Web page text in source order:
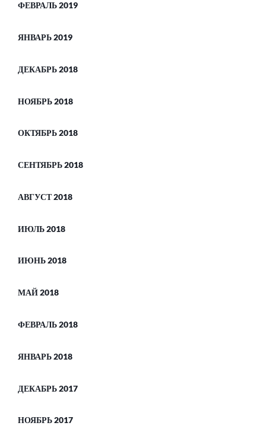
ФЕВРАЛЬ 2019
ЯНВАРЬ 2019
ДЕКАБРЬ 2018
НОЯБРЬ 2018
ОКТЯБРЬ 2018
СЕНТЯБРЬ 2018
АВГУСТ 2018
ИЮЛЬ 2018
ИЮНЬ 2018
МАЙ 2018
ФЕВРАЛЬ 2018
ЯНВАРЬ 2018
ДЕКАБРЬ 2017
НОЯБРЬ 2017